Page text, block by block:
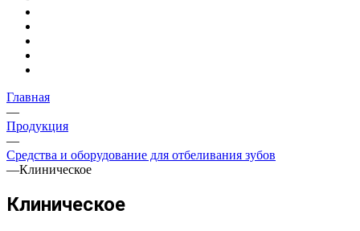
Главная
—
Продукция
—
Средства и оборудование для отбеливания зубов
—Клиническое
Клиническое